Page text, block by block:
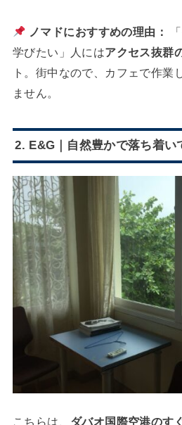
ノマドにおすすめの理由：
学びたい」人にはアクセス抜群
ト。街中なので、カフェで作業
ません。
2. E&G｜ 自然豊かで落ち着い
こちらは、 ダバオ国際空港のす